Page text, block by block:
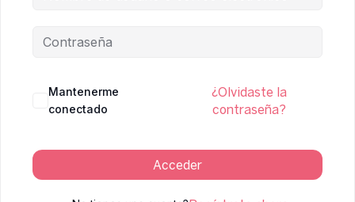
Mantenerme
conectado
¿Olvidaste la
contraseña?
Acceder